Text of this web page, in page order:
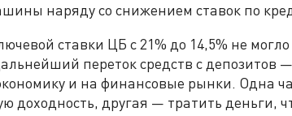
наряду со снижением ставок по
ставки ЦБ с 21% до 14,5% не
переток средств с депозитов
и на финансовые рынки. Одна
доходность, другая — тратить деньги,